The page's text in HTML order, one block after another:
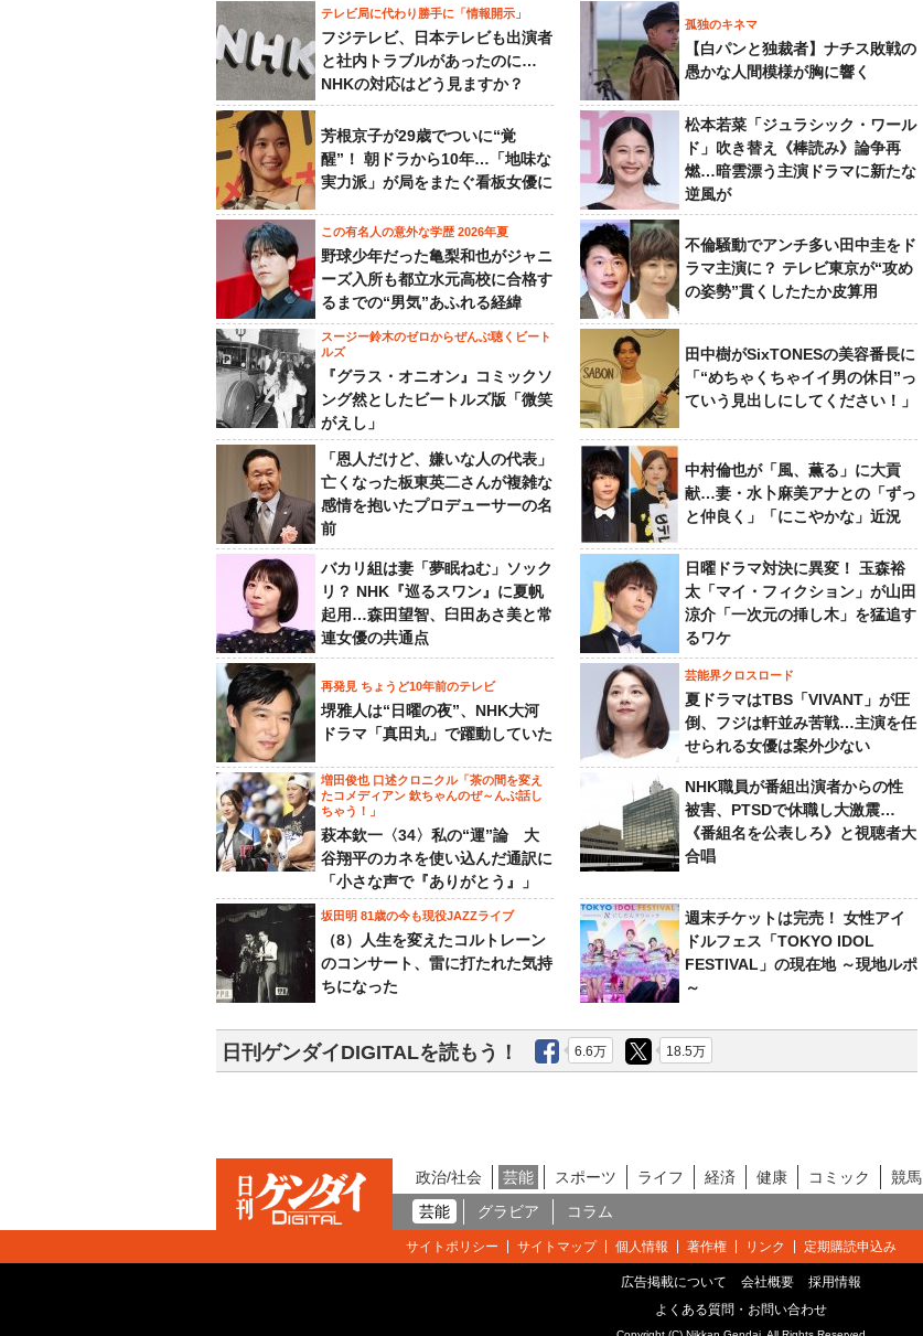
テレビ局に代わり勝手に「情報開示」
フジテレビ、日本テレビも出演者
と社内トラブルがあったのに…
NHKの対応はどう見ますか？
孤独のキネマ
【白パンと独裁者】ナチス敗戦の
愚かな人間模様が胸に響く
芳根京子が29歳でついに“覚
醒”！ 朝ドラから10年…「地味な
実力派」が局をまたぐ看板女優に
松本若菜「ジュラシック・ワール
ド」吹き替え《棒読み》論争再
燃…暗雲漂う主演ドラマに新たな
逆風が
この有名人の意外な学歴 2026年夏
野球少年だった亀梨和也がジャニ
ーズ入所も都立水元高校に合格す
るまでの“男気”あふれる経緯
不倫騒動でアンチ多い田中圭をド
ラマ主演に？ テレビ東京が“攻め
の姿勢”貫くしたたか皮算用
スージー鈴木のゼロからぜんぶ聴くビート
ルズ
『グラス・オニオン』コミックソ
ング然としたビートルズ版「微笑
がえし」
田中樹がSixTONESの美容番長に
「“めちゃくちゃイイ男の休日”っ
ていう見出しにしてください！」
「恩人だけど、嫌いな人の代表」
亡くなった板東英二さんが複雑な
感情を抱いたプロデューサーの名
前
中村倫也が「風、薫る」に大貢
献…妻・水卜麻美アナとの「ずっ
と仲良く」「にこやかな」近況
バカリ組は妻「夢眠ねむ」ソック
リ？ NHK『巡るスワン』に夏帆
起用…森田望智、臼田あさ美と常
連女優の共通点
日曜ドラマ対決に異変！ 玉森裕
太「マイ・フィクション」が山田
涼介「一次元の挿し木」を猛追す
るワケ
再発見 ちょうど10年前のテレビ
堺雅人は“日曜の夜”、NHK大河
ドラマ「真田丸」で躍動していた
芸能界クロスロード
夏ドラマはTBS「VIVANT」が圧
倒、フジは軒並み苦戦…主演を任
せられる女優は案外少ない
増田俊也 口述クロニクル「茶の間を変え
たコメディアン 欽ちゃんのぜ～んぶ話し
ちゃう！」
萩本欽一〈34〉私の“運”論 大
谷翔平のカネを使い込んだ通訳に
「小さな声で『ありがとう』」
NHK職員が番組出演者からの性
被害、PTSDで休職し大激震…
《番組名を公表しろ》と視聴者大
合唱
坂田明 81歳の今も現役JAZZライブ
（8）人生を変えたコルトレーン
のコンサート、雷に打たれた気持
ちになった
週末チケットは完売！ 女性アイ
ドルフェス「TOKYO IDOL
FESTIVAL」の現在地 ～現地ルポ
～
日刊ゲンダイDIGITALを読もう！ 6.6万 18.5万
政治/社会 芸能 スポーツ ライフ 経済 健康 コミック 競馬
芸能
グラビア コラム
サイトポリシー サイトマップ 個人情報 著作権 リンク 定期購読申込み
広告掲載について 会社概要
採用情報
よくある質問・お問い合わせ